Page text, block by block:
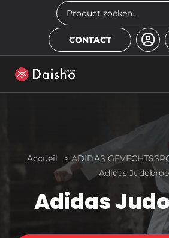
Skip to main content
CONTACT
Adidas
Accueil > ADIDAS
Adidas